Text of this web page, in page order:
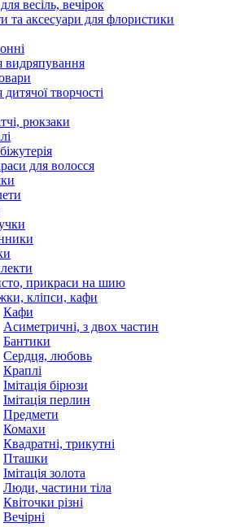
весіль, вечірок
та аксесуари для флористики
видряпування
творчості
рюкзаки
для волосся
прикраси на шию
кліпси, кафи
Кафи
Асиметричні, з двох частин
Бантики
Сердця, любовь
Краплі
Імітація бірюзи
Імітація перлин
Предмети
Комахи
Квадратні, трикутні
Пташки
Імітація золота
Люди, частини тіла
Квіточки різні
Вечірні